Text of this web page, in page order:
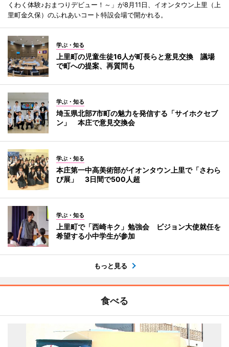
くわく体験♪おまつりデビュー！～」が8月11日、イオンタウン上里（上
里町金久保）のふれあいコート特設会場で開かれる。
学ぶ・知る
上里町の児童生徒16人が町長らと意見交換 議場
で町への提案、再質問も
学ぶ・知る
埼玉県北部7市町の魅力を発信する「サイホクセブ
ン」 本庄で意見交換会
学ぶ・知る
本庄第一中高美術部がイオンタウン上里で「さわら
び展」 3日間で500人超
学ぶ・知る
上里町で「西崎キク」勉強会 ビジョン大使就任を
希望する小中学生が参加
もっと見る
食べる